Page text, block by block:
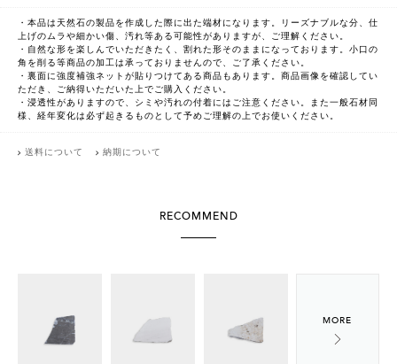
・本品は天然石の製品を作成した際に出た端材になります。リーズナブルな分、仕
上げのムラや細かい傷、汚れ等ある可能性がありますが、ご理解ください。
・自然な形を楽しんでいただきたく、割れた形そのままになっております。小口の
角を削る等商品の加工は承っておりませんので、ご了承ください。
・裏面に強度補強ネットが貼りつけてある商品もあります。商品画像を確認してい
ただき、ご納得いただいた上でご購入ください。
・浸透性がありますので、シミや汚れの付着にはご注意ください。また一般石材同
様、経年変化は必ず起きるものとして予めご理解の上でお使いください。
送料について 納期について
RECOMMEND